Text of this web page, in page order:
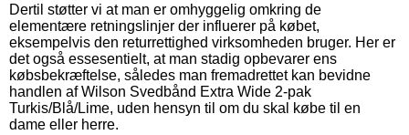
Dertil støtter vi at man er omhyggelig omkring de
elementære retningslinjer der influerer på købet,
eksempelvis den returrettighed virksomheden bruger. Her er
det også essesentielt, at man stadig opbevarer ens
købsbekræftelse, således man fremadrettet kan bevidne
handlen af Wilson Svedbånd Extra Wide 2-pak
Turkis/Blå/Lime, uden hensyn til om du skal købe til en
dame eller herre.